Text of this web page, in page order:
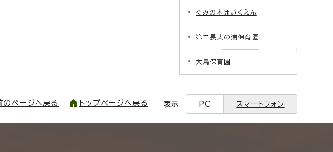
ぐみの木ほいくえん
第二長太の浦保育園
大鳥保育園
のページへ戻る トップページへ戻る 表示 PC スマートフォン